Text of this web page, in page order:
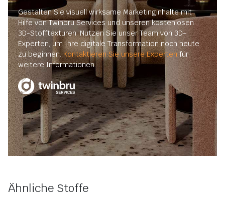
Gestalten Sie visuell wirksame Marketinginhalte mit
Hilfe von Twinbru Services und unseren kostenlosen
3D-Stofftexturen. Nutzen Sie unser Team von 3D-
Experten, um Ihre digitale Transformation noch heute
zu beginnen.Kontaktieren Sie unsere Expertenfür
weitere Informationen.
Ähnliche Stoffe